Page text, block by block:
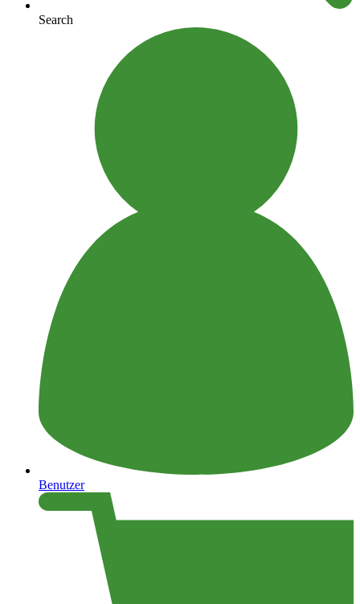
Search
Benutzer